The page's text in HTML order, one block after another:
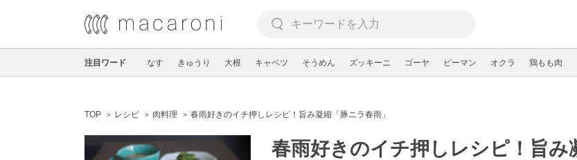
注目ワード なす きゅうり 大根 キャベツ そうめん ズッキーニ ゴーヤ ピーマン オクラ 鶏もも肉
TOP レシピ 肉料理 春雨好きのイチ押しレシピ！旨み凝縮「豚ニラ春雨」
春雨好きのイチ押しレシピ！旨み